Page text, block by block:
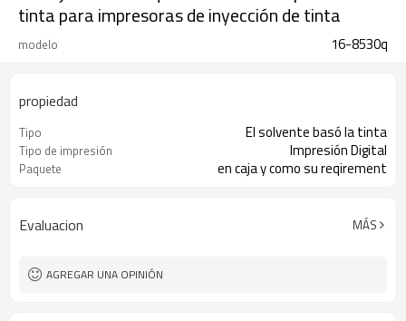
tinta para impresoras de inyección de tinta
modelo 16-8530q
propiedad
Tipo El solvente basó la tinta
Tipo de impresión Impresión Digital
Paquete en caja y como su reqirement
Evaluacion MÁS
AGREGAR UNA OPINIÓN